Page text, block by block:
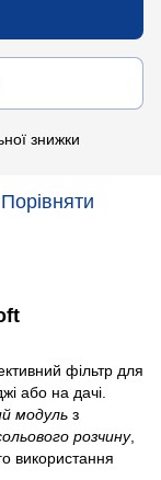
знижки
Порівняти
фільтр для
або на дачі.
модуль з
розчину,
використання